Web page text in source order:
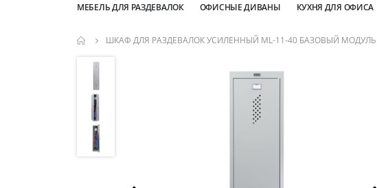
МЕБЕЛЬ ДЛЯ РАЗДЕВАЛОК ОФИСНЫЕ ДИВАНЫ КУХНЯ ДЛЯ ОФИСА
ШКАФ ДЛЯ РАЗДЕВАЛОК УСИЛЕННЫЙ ML-11-40 БАЗОВЫЙ МОДУЛЬ
Пропустить
перейти
галереям
изображений